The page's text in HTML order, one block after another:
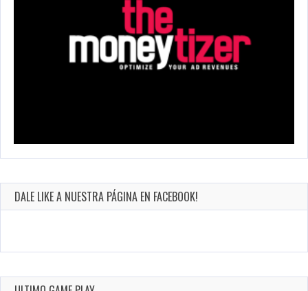
DALE LIKE A NUESTRA PÁGINA EN FACEBOOK!